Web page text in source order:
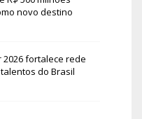
novo destino
fortalece rede
do Brasil